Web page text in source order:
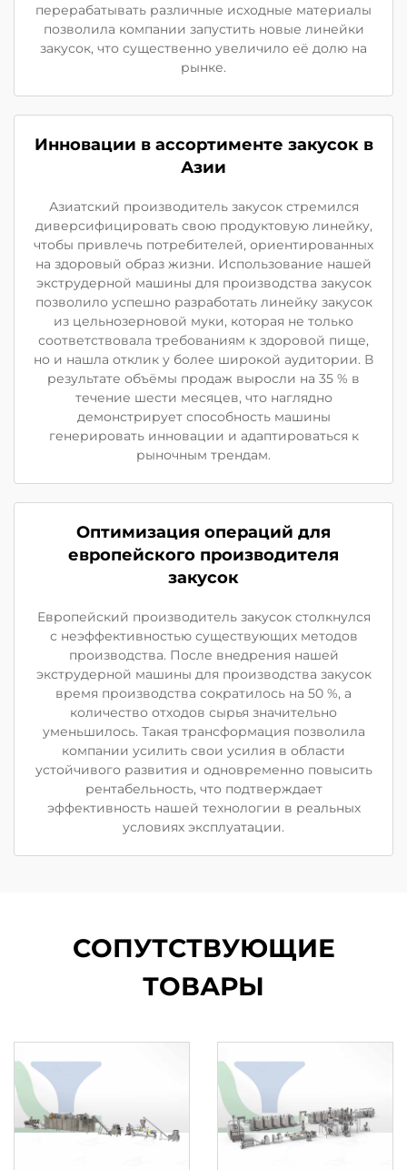
перерабатывать различные исходные материалы
позволила компании запустить новые линейки
закусок, что существенно увеличило её долю на
рынке.
Инновации в ассортименте закусок в
Азии
Азиатский производитель закусок стремился
диверсифицировать свою продуктовую линейку,
чтобы привлечь потребителей, ориентированных
на здоровый образ жизни. Использование нашей
экструдерной машины для производства закусок
позволило успешно разработать линейку закусок
из цельнозерновой муки, которая не только
соответствовала требованиям к здоровой пище,
но и нашла отклик у более широкой аудитории. В
результате объёмы продаж выросли на 35 % в
течение шести месяцев, что наглядно
демонстрирует способность машины
генерировать инновации и адаптироваться к
рыночным трендам.
Оптимизация операций для
европейского производителя
закусок
Европейский производитель закусок столкнулся
с неэффективностью существующих методов
производства. После внедрения нашей
экструдерной машины для производства закусок
время производства сократилось на 50 %, а
количество отходов сырья значительно
уменьшилось. Такая трансформация позволила
компании усилить свои усилия в области
устойчивого развития и одновременно повысить
рентабельность, что подтверждает
эффективность нашей технологии в реальных
условиях эксплуатации.
СОПУТСТВУЮЩИЕ
ТОВАРЫ